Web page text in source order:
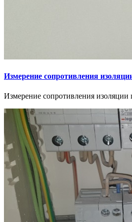
Измерение сопротивления
Измерение сопротивления